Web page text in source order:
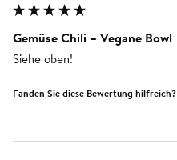
Gemüse Chili – Vegane Bowl
Siehe oben!
Fanden Sie diese Bewertung hilfreich?